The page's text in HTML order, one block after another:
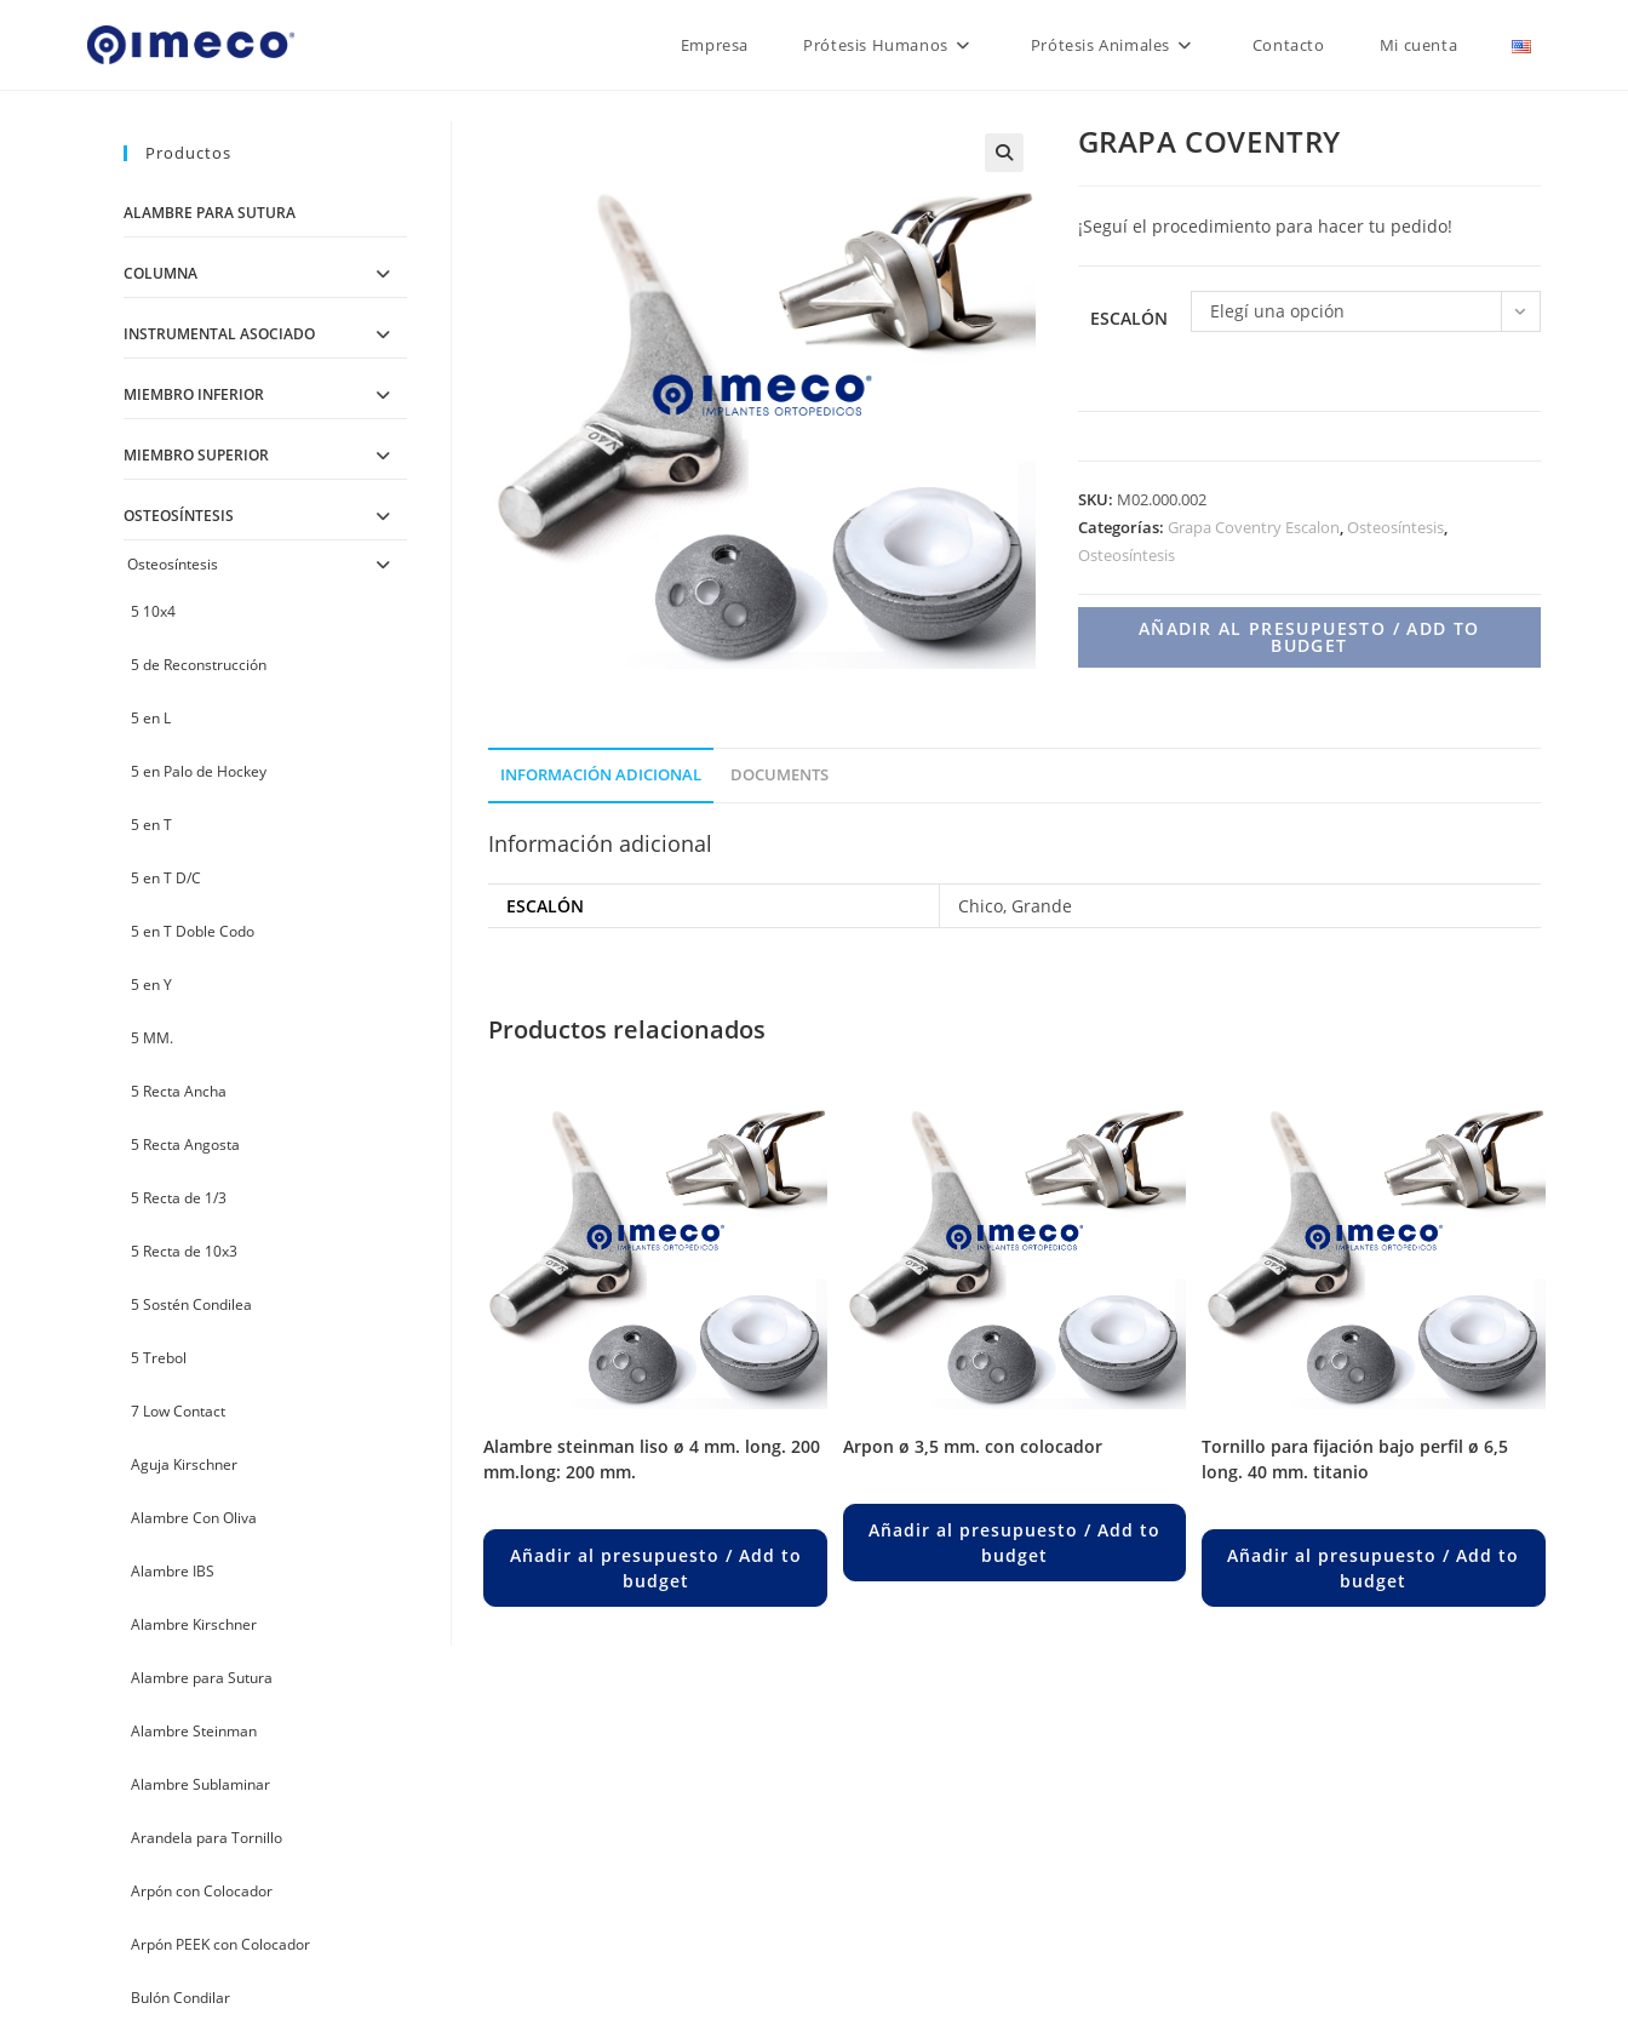
Empresa Prótesis Humanos Prótesis Animales Contacto Mi cuenta
GRAPA COVENTRY
¡Seguí el procedimiento para hacer tu pedido!
ESCALÓN Elegí una opción
cantidad
SKU: M02.000.002
Categorías: Grapa Coventry Escalon, Osteosíntesis,
Osteosíntesis
AÑADIR AL PRESUPUESTO / ADD TO
BUDGET
INFORMACIÓN ADICIONAL DOCUMENTS
Información adicional
ESCALÓN Chico, Grande
Productos relacionados
alambre steinman liso ø 4 mm. long. 200
mm.long: 200 mm.
Añadir al presupuesto / Add to
budget
arpon ø 3,5 mm. con colocador
Añadir al presupuesto / Add to
budget
tornillo para fijación bajo perfil ø 6,5
long. 40 mm. titanio
Añadir al presupuesto / Add to
budget
Productos
ALAMBRE PARA SUTURA
COLUMNA
INSTRUMENTAL ASOCIADO
MIEMBRO INFERIOR
MIEMBRO SUPERIOR
OSTEOSÍNTESIS
Osteosíntesis
5 10x4
5 de Reconstrucción
5 en L
5 en Palo de Hockey
5 en T
5 en T D/C
5 en T Doble Codo
5 en Y
5 MM.
5 Recta Ancha
5 Recta Angosta
5 Recta de 1/3
5 Recta de 10x3
5 Sostén Condilea
5 Trebol
7 Low Contact
Aguja Kirschner
Alambre Con Oliva
Alambre IBS
Alambre Kirschner
Alambre para Sutura
Alambre Steinman
Alambre Sublaminar
Arandela para Tornillo
Arpón con Colocador
Arpón PEEK con Colocador
Bulón Condilar